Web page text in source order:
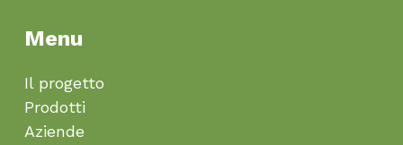
Menu
Il progetto
Prodotti
Aziende